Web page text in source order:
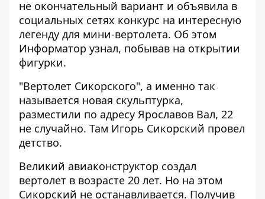
не окончательный вариант и объявила в
социальных сетях конкурс на интересную
легенду для мини-вертолета. Об этом
Информатор узнал, побывав на открытии
фигурки.
"Вертолет Сикорского", а именно так
называется новая скульптурка,
разместили по адресу Ярославов Вал, 22
не случайно. Там Игорь Сикорский провел
детство.
Великий авиаконструктор создал
вертолет в возрасте 20 лет. Но на этом
Сикорский не останавливается. Получив